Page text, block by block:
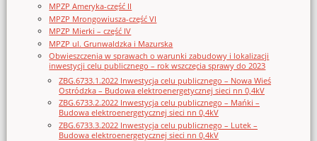
MPZP Ameryka-część II
MPZP Mrongowiusza-część VI
MPZP Mierki – część IV
MPZP ul. Grunwaldzka i Mazurska
Obwieszczenia w sprawach o warunki zabudowy i lokalizacji
inwestycji celu publicznego – rok wszczęcia sprawy do 2023
ZBG.6733.1.2022 Inwestycja celu publicznego – Nowa Wieś
Ostródzka – Budowa elektroenergetycznej sieci nn 0,4kV
ZBG.6733.2.2022 Inwestycja celu publicznego – Mańki –
Budowa elektroenergetycznej sieci nn 0,4kV
ZBG.6733.3.2022 Inwestycja celu publicznego – Lutek –
Budowa elektroenergetycznej sieci nn 0,4kV